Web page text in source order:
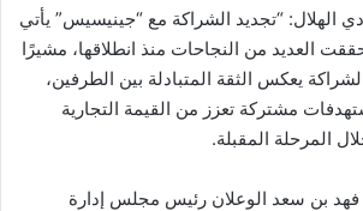
الهلال: “تجديد الشراكة مع “جينيسيس” يأتي
العديد من النجاحات منذ انطلاقها، مشيرًا
يعكس الثقة المتبادلة بين الطرفين،
مشتركة تعزز من القيمة التجارية
المرحلة المقبلة.
فهد بن سعد الوعلان رئيس مجلس إدارة